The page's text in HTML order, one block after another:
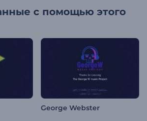
с помощью этого
George Webster